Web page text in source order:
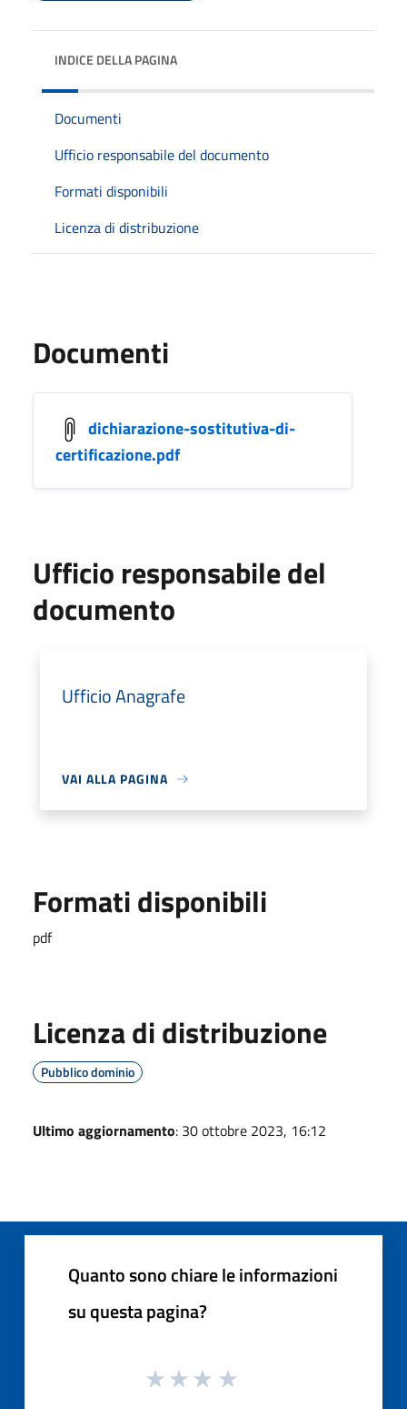
INDICE DELLA PAGINA
Documenti
Ufficio responsabile del documento
Formati disponibili
Licenza di distribuzione
Documenti
dichiarazione-sostitutiva-di-
certificazione.pdf
Ufficio responsabile del
documento
Ufficio Anagrafe
VAI ALLA PAGINA
Formati disponibili
pdf
Licenza di distribuzione
Pubblico dominio
Ultimo aggiornamento: 30 ottobre 2023, 16:12
Quanto sono chiare le informazioni
su questa pagina?